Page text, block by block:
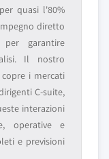
quasi l'80%
diretto
garantire
Il nostro
i mercati
C-suite,
interazioni
operative e
e previsioni